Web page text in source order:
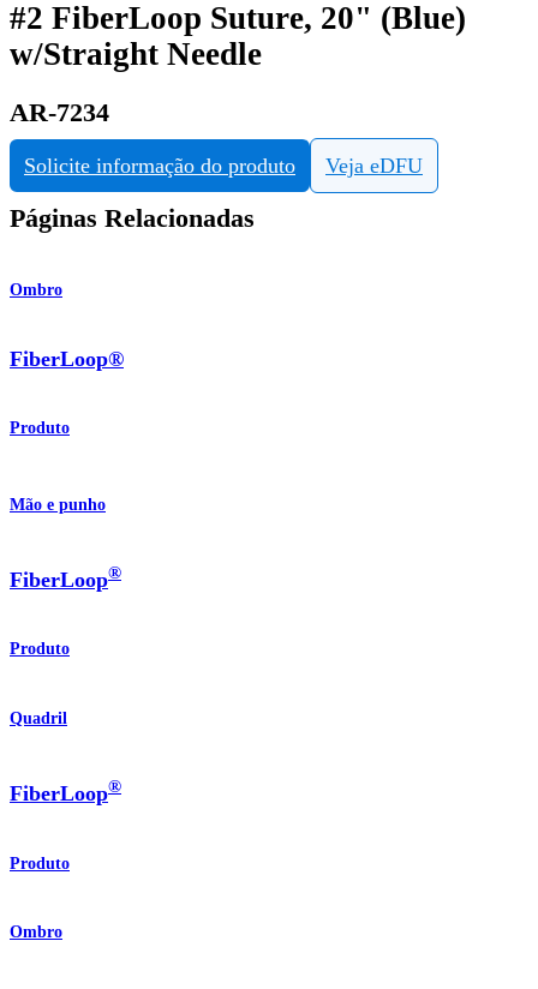
#2 FiberLoop Suture, 20" (Blue)
w/Straight Needle
AR-7234
Solicite informação do produto Veja eDFU
Páginas Relacionadas
Ombro
FiberLoop®
Produto
Mão e punho
FiberLoop®
Produto
Quadril
FiberLoop®
Produto
Ombro